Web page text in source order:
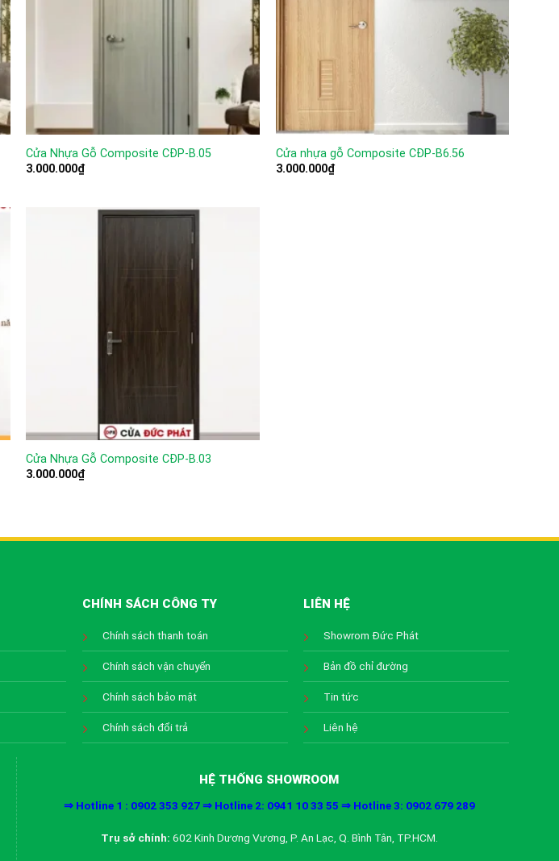
Cửa Nhựa Gỗ Composite CĐP-B.05
3.000.000₫
Cửa nhựa gỗ Composite CĐP-B6.56
3.000.000₫
Cửa Nhựa Gỗ Composite CĐP-B.03
3.000.000₫
CHÍNH SÁCH CÔNG TY
Chính sách thanh toán
Chính sách vận chuyển
Chính sách bảo mật
Chính sách đổi trả
LIÊN HỆ
Showrom Đức Phát
Bản đồ chỉ đường
Tin tức
Liên hệ
HỆ THỐNG SHOWROOM
⇒ Hotline 1 : 0902 353 927 ⇒ Hotline 2: 0941 10 33 55 ⇒ Hotline 3: 0902 679 289
Trụ sở chính: 602 Kinh Dương Vương, P. An Lạc, Q. Bình Tân, TP.HCM.